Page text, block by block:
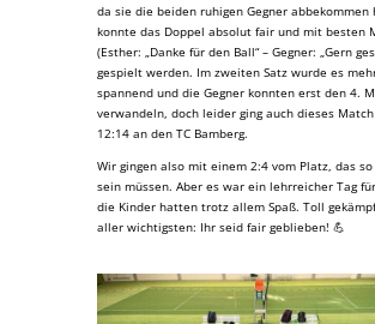
da sie die beiden ruhigen Gegner abbekommen
konnte das Doppel absolut fair und mit besten
(Esther: „Danke für den Ball“ – Gegner: „Gern
gespielt werden. Im zweiten Satz wurde es
spannend und die Gegner konnten erst den 4.
verwandeln, doch leider ging auch dieses
12:14 an den TC Bamberg.
Wir gingen also mit einem 2:4 vom Platz, das
sein müssen. Aber es war ein lehrreicher Tag
die Kinder hatten trotz allem Spaß. Toll
aller wichtigsten: Ihr seid fair geblieben! 💪